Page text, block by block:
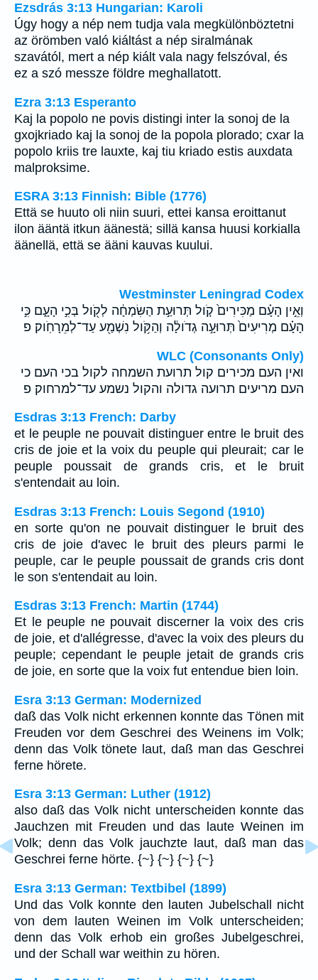
Ezsdrás 3:13 Hungarian: Karoli
Úgy hogy a nép nem tudja vala megkülönböztetni
az örömben való kiáltást a nép siralmának
szavától, mert a nép kiált vala nagy felszóval, és
ez a szó messze földre meghallatott.
Ezra 3:13 Esperanto
Kaj la popolo ne povis distingi inter la sonoj de la
gxojkriado kaj la sonoj de la popola plorado; cxar la
popolo kriis tre lauxte, kaj tiu kriado estis auxdata
malproksime.
ESRA 3:13 Finnish: Bible (1776)
Että se huuto oli niin suuri, ettei kansa eroittanut
ilon ääntä itkun äänestä; sillä kansa huusi korkialla
äänellä, että se ääni kauvas kuului.
Westminster Leningrad Codex
וְאֵ֣ין הָעָ֗ם מַכִּירִים֙ קֹ֚ול תְּרוּעַ֣ת הַשִּׂמְחָ֔ה לְקֹ֖ול בְּכִ֣י הָעָ֑ם כִּ֣י
הָעָ֗ם מְרִיעִים֙ תְּרוּעָ֣ה גְדֹולָ֔ה וְהַקֹּ֥ול נִשְׁמַ֖ע עַד־לְמֵרָחֹֽוק׃ פ
WLC (Consonants Only)
ואין העם מכירים קול תרועת השמחה לקול בכי העם כי
העם מריעים תרועה גדולה והקול נשמע עד־למרחוק׃ פ
Esdras 3:13 French: Darby
et le peuple ne pouvait distinguer entre le bruit des
cris de joie et la voix du peuple qui pleurait; car le
peuple poussait de grands cris, et le bruit
s'entendait au loin.
Esdras 3:13 French: Louis Segond (1910)
en sorte qu'on ne pouvait distinguer le bruit des
cris de joie d'avec le bruit des pleurs parmi le
peuple, car le peuple poussait de grands cris dont
le son s'entendait au loin.
Esdras 3:13 French: Martin (1744)
Et le peuple ne pouvait discerner la voix des cris
de joie, et d'allégresse, d'avec la voix des pleurs du
peuple; cependant le peuple jetait de grands cris
de joie, en sorte que la voix fut entendue bien loin.
Esra 3:13 German: Modernized
daß das Volk nicht erkennen konnte das Tönen mit
Freuden vor dem Geschrei des Weinens im Volk;
denn das Volk tönete laut, daß man das Geschrei
ferne hörete.
Esra 3:13 German: Luther (1912)
also daß das Volk nicht unterscheiden konnte das
Jauchzen mit Freuden und das laute Weinen im
Volk; denn das Volk jauchzte laut, daß man das
Geschrei ferne hörte. {~} {~} {~} {~}
Esra 3:13 German: Textbibel (1899)
Und das Volk konnte den lauten Jubelschall nicht
von dem lauten Weinen im Volk unterscheiden;
denn das Volk erhob ein großes Jubelgeschrei,
und der Schall war weithin zu hören.